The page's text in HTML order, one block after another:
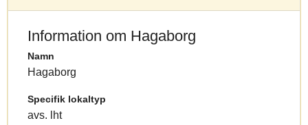
Information om Hagaborg
Namn
Hagaborg
Specifik lokaltyp
avs. lht